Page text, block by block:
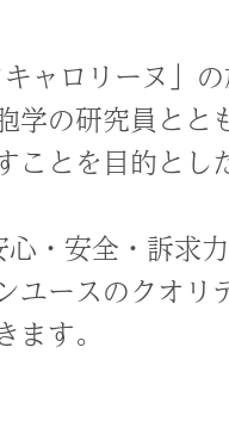
ャロリーヌ」
の研究員とと
ことを目的とし
・安全・訴求
ユースのクオリ
す。